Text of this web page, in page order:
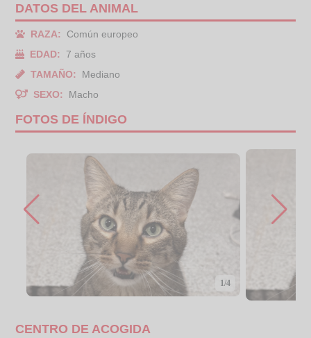
DATOS DEL ANIMAL
RAZA:
Común europeo
EDAD:
7 años
TAMAÑO:
Mediano
SEXO:
Macho
FOTOS DE ÍNDIGO
1/4
CENTRO DE ACOGIDA